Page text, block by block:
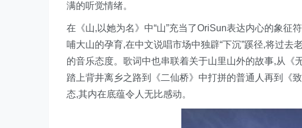
满的听觉情绪。
在《山,以她为名》中“山”充当了OriSun表达内心的象征
哺大山的孕育,在中文说唱市场中独辟“下沉”蹊径,将过
的音乐态度。歌词中也串联着关于山里山外的故事,从《
踏上背井离乡之路到《二仙桥》中打拼的普通人再到《
态,其内在底蕴令人无比感动。